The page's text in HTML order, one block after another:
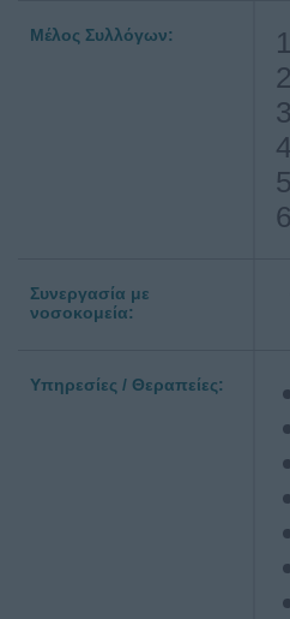
Μέλος Συλλόγων:
Συνεργασία με
νοσοκομεία:
Υπηρεσίες / Θεραπείες: